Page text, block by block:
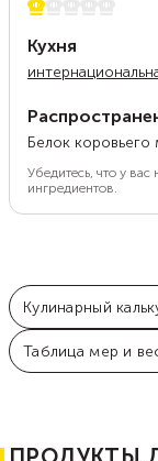
1 из 5
Кухня
Белок коровьего
Убедитесь, что у
ингредиентов.
Кулинарный
Таблица мер и